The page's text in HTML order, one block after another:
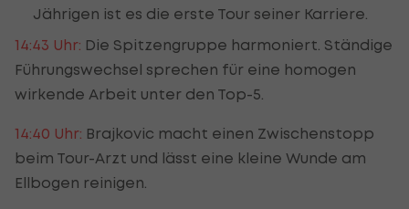
Jährigen ist es die erste Tour seiner Karriere.
14:43 Uhr: Die Spitzengruppe harmoniert. Ständige
Führungswechsel sprechen für eine homogen
wirkende Arbeit unter den Top-5.
14:40 Uhr: Brajkovic macht einen Zwischenstopp
beim Tour-Arzt und lässt eine kleine Wunde am
Ellbogen reinigen.